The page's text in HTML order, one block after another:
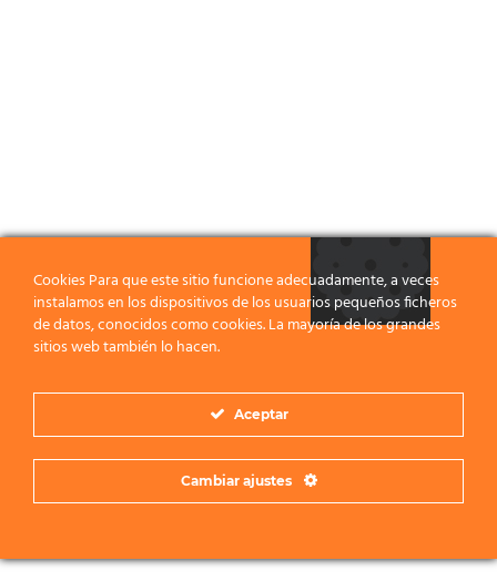
Cookies Para que este sitio funcione adecuadamente, a veces
instalamos en los dispositivos de los usuarios pequeños ficheros
de datos, conocidos como cookies. La mayoría de los grandes
sitios web también lo hacen.
Aceptar
Cambiar ajustes